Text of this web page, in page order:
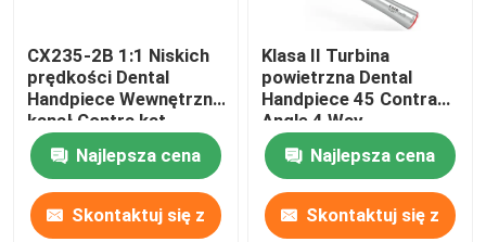
CX235-2B 1:1 Niskich
prędkości Dental
Handpiece Wewnętrzny
kanał Contra kąt
prosty
Najlepsza cena
Skontaktuj się z
Klasa II Turbina
powietrzna Dental
Handpiece 45 Contra
Angle 4 Way
Najlepsza cena
Skontaktuj się z